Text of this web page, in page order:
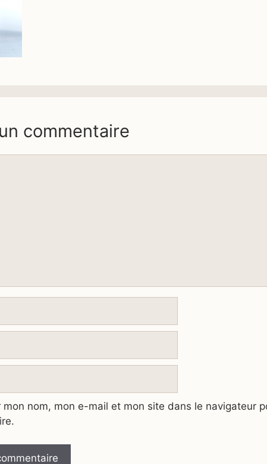
commentaire
mon nom, mon e-mail et mon site dans le navigateur